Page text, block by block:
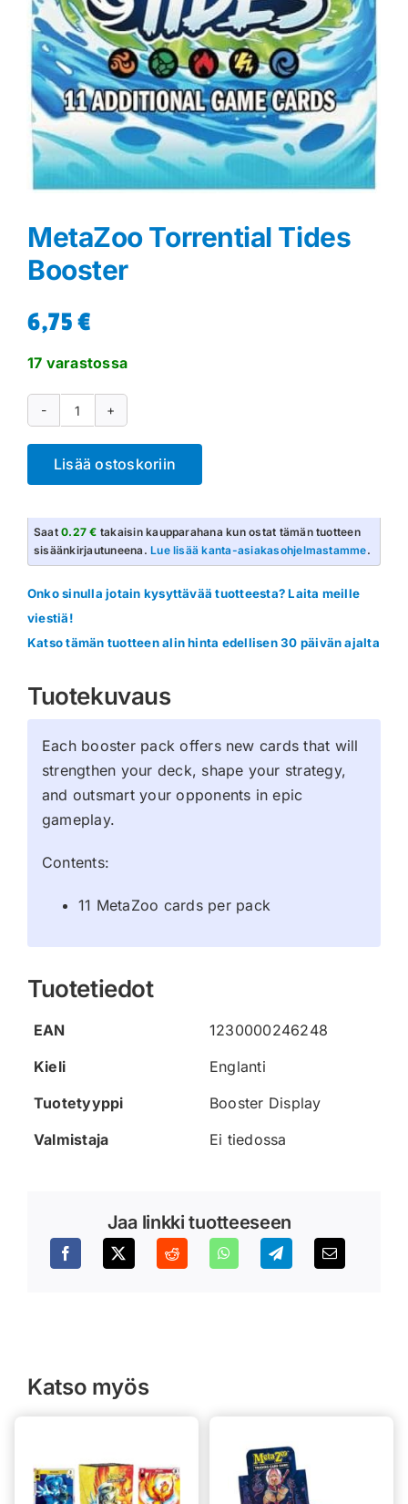
MetaZoo Torrential Tides
Booster
6,75€
17 varastossa
MetaZoo
Torrential
Tides
määrä
Lisää ostoskoriin
Saat0.27 € takaisin kaupparahana kun ostat tämän tuotteen
sisäänkirjautuneena.Lue lisää kanta-asiakasohjelmastamme.
Onko sinulla jotain kysyttävää tuotteesta? Laita meille
viestiä!
Katso tämän tuotteen alin hinta edellisen 30 päivän ajalta
Tuotekuvaus
Each booster pack offers new cards that will
strengthen your deck, shape your strategy,
and outsmart your opponents in epic
gameplay.
Contents:
11 MetaZoo cards per pack
Tuotetiedot
EAN
1230000246248
Kieli
Englanti
Tuotetyyppi
Booster Display
Valmistaja
Ei tiedossa
Jaa linkki tuotteeseen
Katso myös